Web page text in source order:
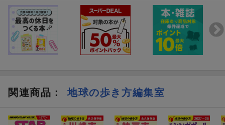
関連商品 ： 地球の歩き方編集室